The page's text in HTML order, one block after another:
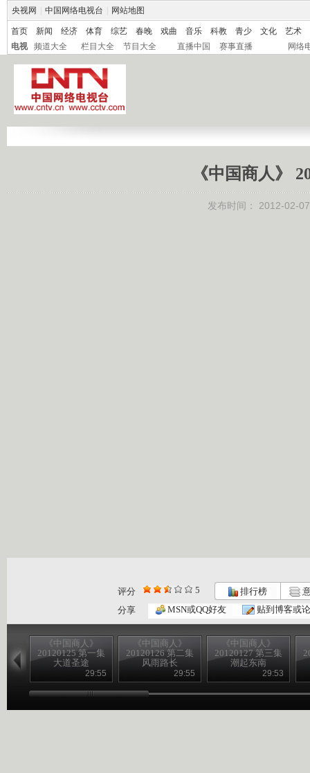
央视网 中国网络电视台 网站地图
首页 新闻 经济 体育 综艺 春晚 戏曲 音乐 科教 青少 文化
艺术
电视
频道大全 栏目大全 节目大全 直播中国 赛事直播 网络
《中国商人》
发布时间： 2012-02-
评分 5 排行榜
分享
MSN或QQ好友 贴到博客或
《中国商人》
20120125 第一集
大道圣途
29:55
《中国商人》
20120126 第二集
风雨路长
29:55
《中国商人》
20120127 第三集
潮起东南
29:53